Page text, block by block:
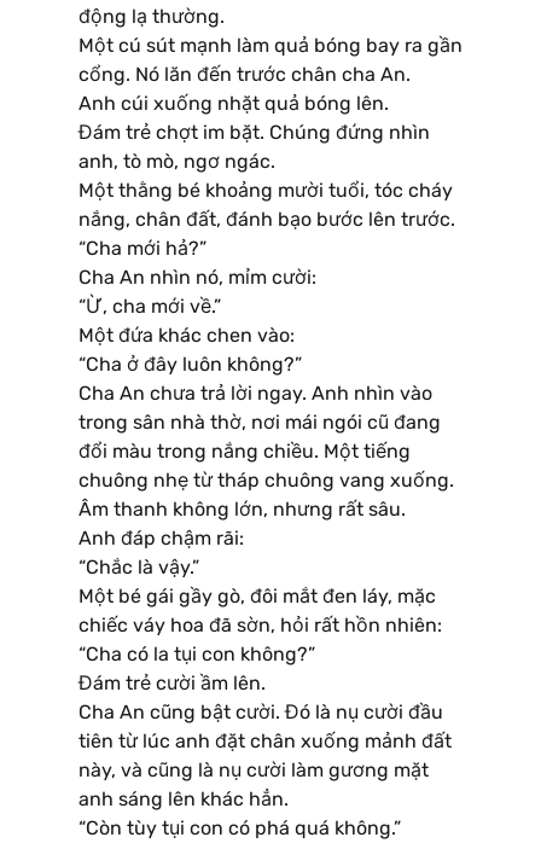
động lạ thường.
Một cú sút mạnh làm quả bóng bay ra gần
cổng. Nó lăn đến trước chân cha An.
Anh cúi xuống nhặt quả bóng lên.
Đám trẻ chợt im bặt. Chúng đứng nhìn
anh, tò mò, ngơ ngác.
Một thằng bé khoảng mười tuổi, tóc cháy
nắng, chân đất, đánh bạo bước lên trước.
“Cha mới hả?”
Cha An nhìn nó, mỉm cười:
“Ừ, cha mới về.”
Một đứa khác chen vào:
“Cha ở đây luôn không?”
Cha An chưa trả lời ngay. Anh nhìn vào
trong sân nhà thờ, nơi mái ngói cũ đang
đổi màu trong nắng chiều. Một tiếng
chuông nhẹ từ tháp chuông vang xuống.
Âm thanh không lớn, nhưng rất sâu.
Anh đáp chậm rãi:
“Chắc là vậy.”
Một bé gái gầy gò, đôi mắt đen láy, mặc
chiếc váy hoa đã sờn, hỏi rất hồn nhiên:
“Cha có la tụi con không?”
Đám trẻ cười ầm lên.
Cha An cũng bật cười. Đó là nụ cười đầu
tiên từ lúc anh đặt chân xuống mảnh đất
này, và cũng là nụ cười làm gương mặt
anh sáng lên khác hẳn.
“Còn tùy tụi con có phá quá không.”